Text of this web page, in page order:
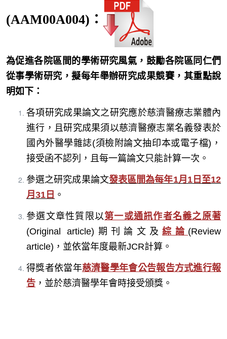
(AAM00A004)：
為促進各院區間的學術研究風氣，鼓勵各院區同仁們
從事學術研究，擬每年舉辦研究成果競賽，其重點說
明如下：
各項研究成果論文之研究應於慈濟醫療志業體內
進行，且研究成果須以慈濟醫療志業名義發表於
國內外醫學雜誌(須檢附論文抽印本或電子檔)，
接受函不認列，且每一篇論文只能計算一次。
參選之研究成果論文發表區間為每年1月1日至12
月31日 。
參選文章性質限以第一或通訊作者名義之原著
(Original article)期刊論文及綜論 (Review
article)，並依當年度最新JCR計算。
得獎者依當年慈濟醫學年會公告報告方式進行報
告 ，並於慈濟醫學年會時接受頒獎。